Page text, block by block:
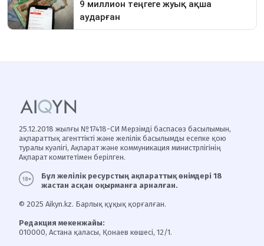
25.12.2018 жылғы №17418-СИ Мерзімді баспасөз басылымын,
ақпараттық агенттікті және желілік басылымды есепке қою
туралы куәлігі, Ақпарат және коммуникация министрлігінің
Ақпарат комитетімен берілген.
Бұл желілік ресурстың ақпараттық өнімдері 18
жастан асқан оқырманға арналған.
© 2025 Aikyn.kz. Барлық құқық қорғалған.
Редакция мекенжайы:
010000, Астана қаласы, Қонаев көшесі, 12/1.